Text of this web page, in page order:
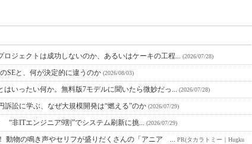
ジェクトは成功しないのか、あるいはケーキの工程... (2026/07/28)
SEと、何が決定的に違うのか (2026/08/03)
いったい何か。無料版7モデルに聞いたら微妙だっ... (2026/07/28)
訴訟に学ぶ、なぜ大規模開発は“燃える”のか (2026/07/29)
“非ITエンジニア9割”でシステム刷新に挑... (2026/07/29)
動物の鳴き声やセリフが盛りだくさんの「アニア ... PR(タカラトミー｜Hugku